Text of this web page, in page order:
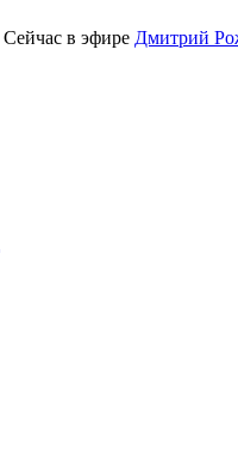
Сейчас в эфире Дмитрий